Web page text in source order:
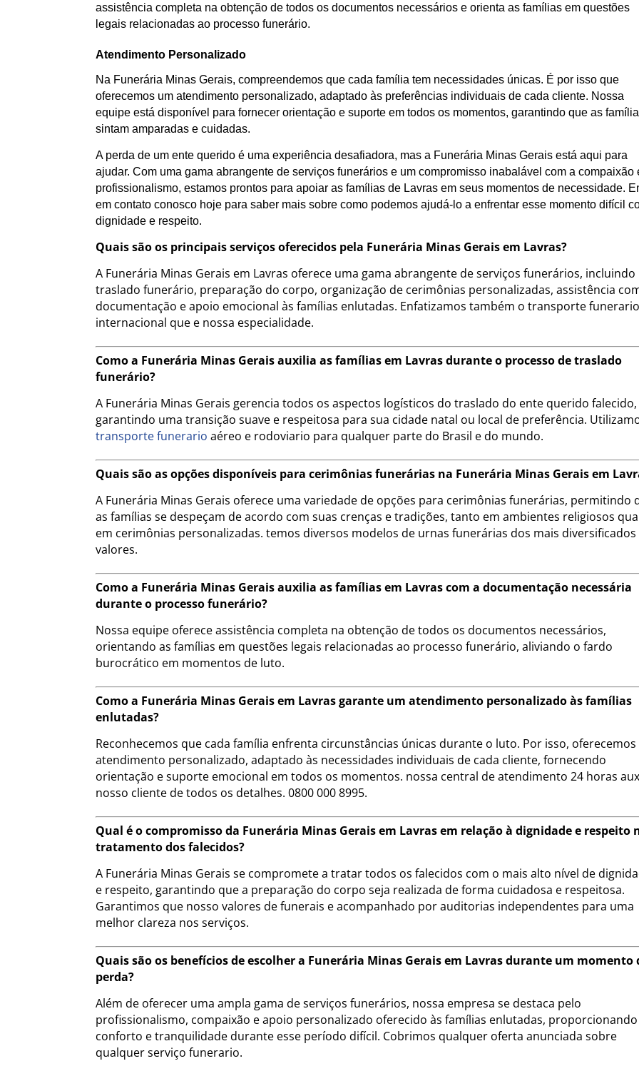
assistência completa na obtenção de todos os documentos necessários e orienta as famílias em questões
legais relacionadas ao processo funerário.
Atendimento Personalizado
Na Funerária Minas Gerais, compreendemos que cada família tem necessidades únicas. É por isso que
oferecemos um atendimento personalizado, adaptado às preferências individuais de cada cliente. Nossa
equipe está disponível para fornecer orientação e suporte em todos os momentos, garantindo que as
sintam amparadas e cuidadas.
A perda de um ente querido é uma experiência desafiadora, mas a Funerária Minas Gerais está aqui para
ajudar. Com uma gama abrangente de serviços funerários e um compromisso inabalável com a compaixão
profissionalismo, estamos prontos para apoiar as famílias de Lavras em seus momentos de necessidade.
em contato conosco hoje para saber mais sobre como podemos ajudá-lo a enfrentar esse momento difícil
dignidade e respeito.
Quais são os principais serviços oferecidos pela Funerária Minas Gerais em Lavras?
A Funerária Minas Gerais em Lavras oferece uma gama abrangente de serviços funerários, incluindo
traslado funerário, preparação do corpo, organização de cerimônias personalizadas, assistência
documentação e apoio emocional às famílias enlutadas. Enfatizamos também o transporte funerario
internacional que e nossa especialidade.
Como a Funerária Minas Gerais auxilia as famílias em Lavras durante o processo de traslado
funerário?
A Funerária Minas Gerais gerencia todos os aspectos logísticos do traslado do ente querido falecido,
garantindo uma transição suave e respeitosa para sua cidade natal ou local de preferência.
transporte funerario aéreo e rodoviario para qualquer parte do Brasil e do mundo.
Quais são as opções disponíveis para cerimônias funerárias na Funerária Minas Gerais em
A Funerária Minas Gerais oferece uma variedade de opções para cerimônias funerárias, permitindo
as famílias se despeçam de acordo com suas crenças e tradições, tanto em ambientes religiosos
em cerimônias personalizadas. temos diversos modelos de urnas funerárias dos mais diversificados
valores.
Como a Funerária Minas Gerais auxilia as famílias em Lavras com a documentação necessária
durante o processo funerário?
Nossa equipe oferece assistência completa na obtenção de todos os documentos necessários,
orientando as famílias em questões legais relacionadas ao processo funerário, aliviando o fardo
burocrático em momentos de luto.
Como a Funerária Minas Gerais em Lavras garante um atendimento personalizado às famílias
enlutadas?
Reconhecemos que cada família enfrenta circunstâncias únicas durante o luto. Por isso, oferecemos
atendimento personalizado, adaptado às necessidades individuais de cada cliente, fornecendo
orientação e suporte emocional em todos os momentos. nossa central de atendimento 24 horas
nosso cliente de todos os detalhes. 0800 000 8995.
Qual é o compromisso da Funerária Minas Gerais em Lavras em relação à dignidade e respeito
tratamento dos falecidos?
A Funerária Minas Gerais se compromete a tratar todos os falecidos com o mais alto nível de
e respeito, garantindo que a preparação do corpo seja realizada de forma cuidadosa e respeitosa.
Garantimos que nosso valores de funerais e acompanhado por auditorias independentes para uma
melhor clareza nos serviços.
Quais são os benefícios de escolher a Funerária Minas Gerais em Lavras durante um momento
perda?
Além de oferecer uma ampla gama de serviços funerários, nossa empresa se destaca pelo
profissionalismo, compaixão e apoio personalizado oferecido às famílias enlutadas, proporcionando
conforto e tranquilidade durante esse período difícil. Cobrimos qualquer oferta anunciada sobre
qualquer serviço funerario.